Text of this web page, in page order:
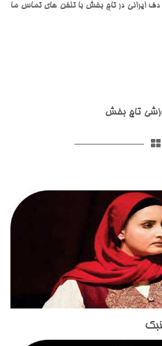
ایرانی در تاج بخش با تلفن های تماس ما
تاج بخش
ای اصیل ایرانی است که توسط